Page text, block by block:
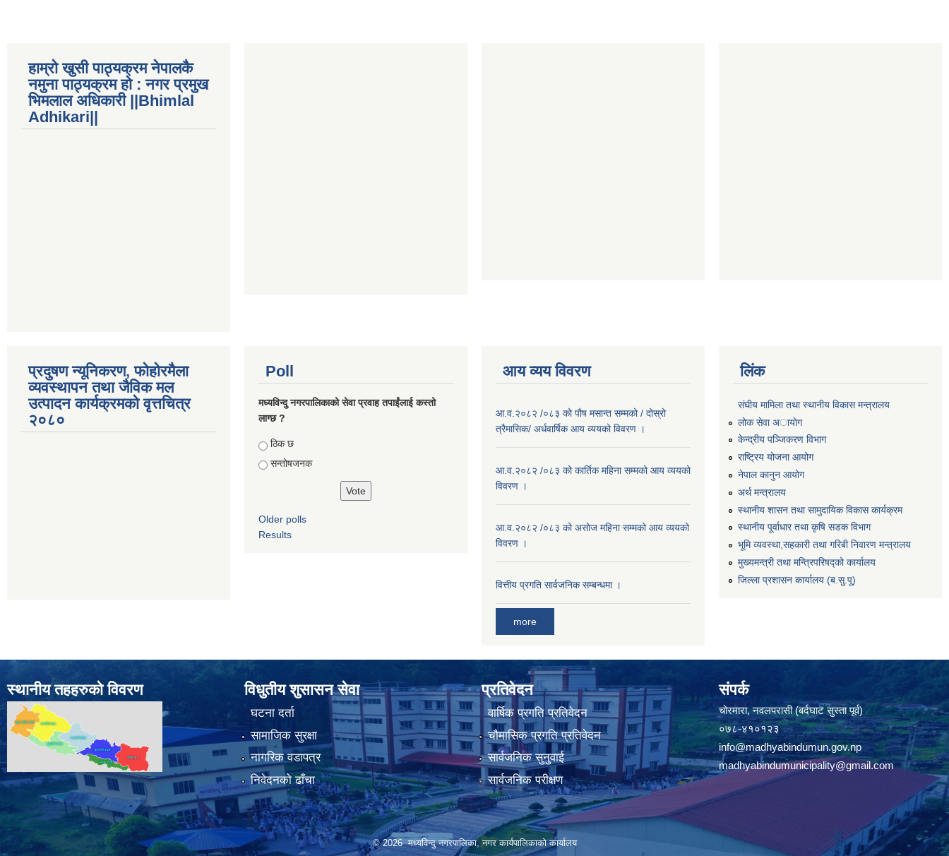
हाम्रो खुसी पाठ्यक्रम नेपालकै
नमुना पाठ्यक्रम हो : नगर प्रमुख
भिमलाल अधिकारी ||Bhimlal
Adhikari||
प्रदुषण न्यूनिकरण, फोहोरमैला
व्यवस्थापन तथा जैविक मल
उत्पादन कार्यक्रमको वृत्तचित्र
२०८०
Poll
मध्यविन्दु नगरपालिकाको सेवा प्रवाह तपाईंलाई कस्तो
लाग्छ ?
Choices
ठिक छ
सन्तोषजनक
Older polls
Results
आय व्यय विवरण
आ.व.२०८२ /०८३ को पौष मसान्त सम्मको / दोस्रो
त्रैमासिक/ अर्धवार्षिक आय व्ययको विवरण ।
आ.व.२०८२ /०८३ को कार्तिक महिना सम्मको आय व्ययको
विवरण ।
आ.व.२०८२ /०८३ को असाेज महिना सम्मको आय व्ययको
विवरण ।
वित्तीय प्रगति सार्वजनिक सम्बन्धमा ।
more
लिंक
संघीय मामिला तथा स्थानीय विकास मन्त्रालय
लोक सेवा अायाेग
केन्द्रीय पञ्जिकरण विभाग
राष्ट्रिय योजना आयोग
नेपाल कानुन आयोग
अर्थ मन्त्रालय
स्थानीय शासन तथा सामुदायिक विकास कार्यक्रम
स्थानीय पूर्वाधार तथा कृषि सडक विभाग
भूमि व्यवस्था,सहकारी तथा गरिबी निवारण मन्त्रालय
मुख्यमन्त्री तथा मन्त्रिपरिषद्को कार्यालय
जिल्ला प्रशासन कार्यालय (ब.सु.पू)
स्थानीय तहहरुको विवरण विधुतीय शुसासन सेवा
घटना दर्ता
सामाजिक सुरक्षा
नागरिक वडापत्र
निवेदनको ढाँचा
प्रतिवेदन
वार्षिक प्रगति प्रतिवेदन
चौमासिक प्रगति प्रतिवेदन
सार्वजनिक सुनुवाई
सार्वजनिक परीक्षण
संपर्क
चोरमारा, नवलपरासी (बर्दघाट सुस्ता पूर्व)
०७८-४१०१२३
info@madhyabindumun.gov.np
madhyabindumunicipality@gmail.com
© 2026 मध्यविन्दु नगरपालिका, नगर कार्यपालिकाको कार्यालय